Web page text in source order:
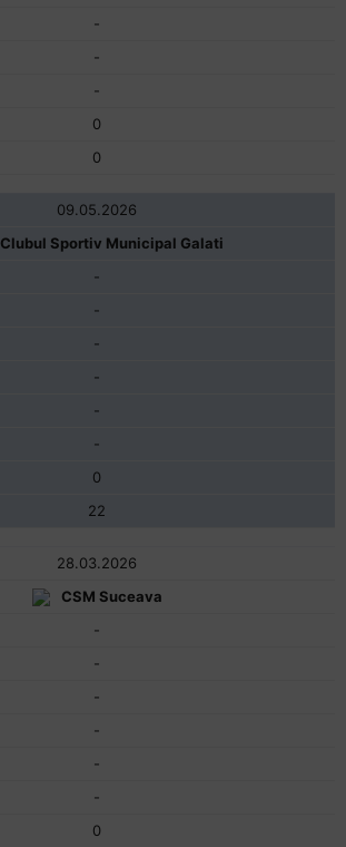
-
-
-
0
0
09.05.2026
Clubul Sportiv Municipal Galati
-
-
-
-
-
-
0
22
28.03.2026
CSM Suceava
-
-
-
-
-
-
0